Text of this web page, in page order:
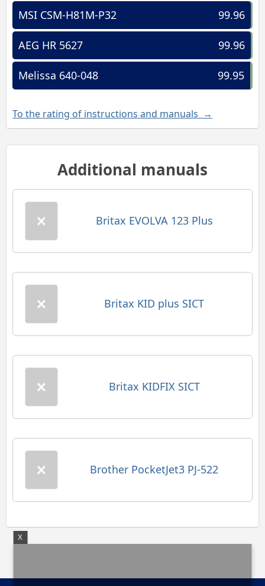
X
99.96
MSI CSM-H81M-P32
99.96
AEG HR 5627
99.95
Melissa 640-048
To the rating of instructions and manuals →
Additional manuals
Britax EVOLVA 123 Plus
Britax KID plus SICT
Britax KIDFIX SICT
Brother PocketJet3 PJ-522